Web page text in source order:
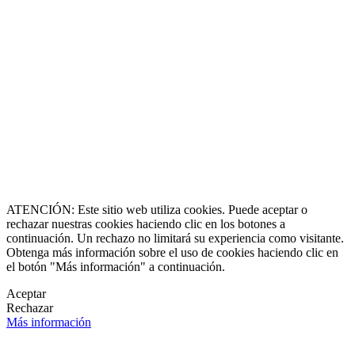
ATENCIÓN: Este sitio web utiliza cookies. Puede aceptar o
rechazar nuestras cookies haciendo clic en los botones a
continuación. Un rechazo no limitará su experiencia como visitante.
Obtenga más información sobre el uso de cookies haciendo clic en
el botón "Más información" a continuación.
Aceptar
Rechazar
Más información